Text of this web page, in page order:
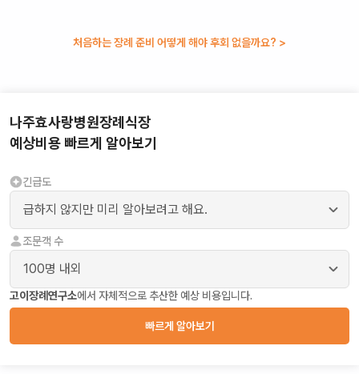
처음하는 장례 준비 어떻게 해야 후회 없을까요? >
나주효사랑병원장례식장
예상비용 빠르게 알아보기
긴급도
조문객 수
고이장례연구소에서 자체적으로 추산한 예상 비용입니다.
빠르게 알아보기